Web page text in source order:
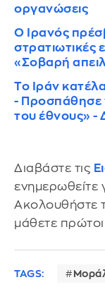
οργανώσεις
Ο Ιρανός
στρατιωτικές
«Σοβαρή
Το Ιράν
- Προσπάθησε
του έθνους» -
Διαβάστε τις
ενημερωθείτε
Ακολουθήστε
μάθετε πρώτοι
TAGS: